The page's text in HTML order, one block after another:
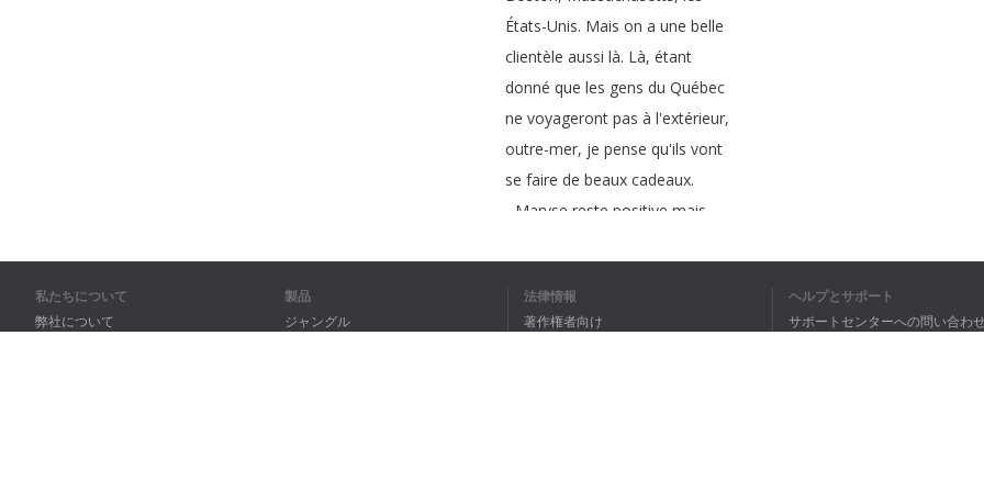
États-Unis. Mais on a une belle
clientèle aussi là. Là, étant
donné que les gens du Québec
ne voyageront pas à l'extérieur,
outre-mer, je pense qu'ils vont
se faire de beaux cadeaux.
Maryse reste positive mais
elle savent
complètement différent.
私たちについて
弊社について
製品
ジャングル
法律情報
著作権者向け
ヘルプとサポート
サポートセンターへの問い合わ